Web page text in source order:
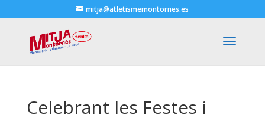
mitja@atletismemontornes.es
Celebrant les Festes i